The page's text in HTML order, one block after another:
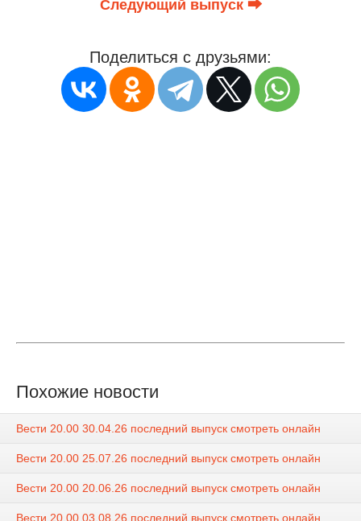
Следующий выпуск ⮕
Поделиться с друзьями:
Похожие новости
Вести 20.00 30.04.26 последний выпуск смотреть онлайн
Вести 20.00 25.07.26 последний выпуск смотреть онлайн
Вести 20.00 20.06.26 последний выпуск смотреть онлайн
Вести 20.00 03.08.26 последний выпуск смотреть онлайн